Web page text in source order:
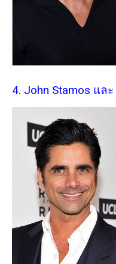
4. John Stamos แล